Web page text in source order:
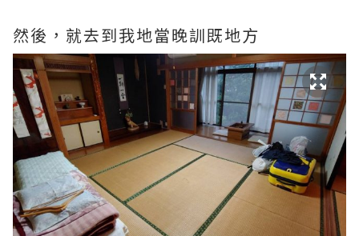
然後，就去到我地當晚訓既地方